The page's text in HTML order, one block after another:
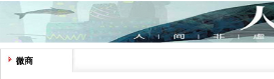
商讯 游戏
微商